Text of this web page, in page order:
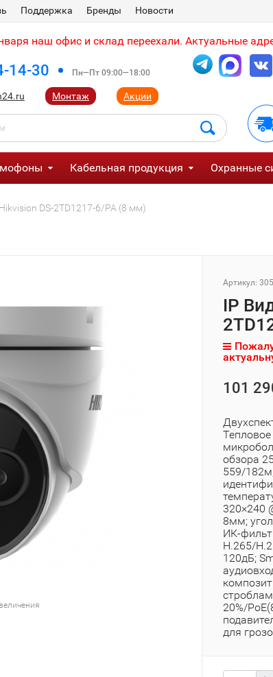
Поддержка Бренды Новости
наш офис и склад переехали. Актуальные
14-30 Пн—Пт 09:00—18:00
Монтаж Акции
Кабельная продукция Охранные
DS-2TD1217-6/PA (8 мм)
Артикул:
IP
101
обзора
559/
320×240
8мм;
ИК-
H.265/
120дБ;
20%/
для